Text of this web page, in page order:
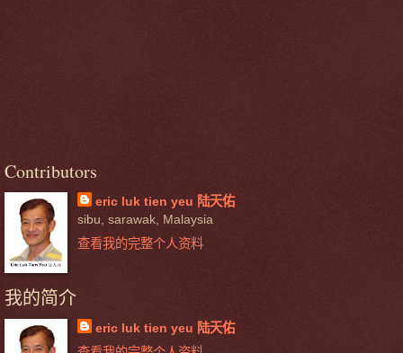
Contributors
eric luk tien yeu 陆天佑
sibu, sarawak, Malaysia
查看我的完整个人资料
我的简介
eric luk tien yeu 陆天佑